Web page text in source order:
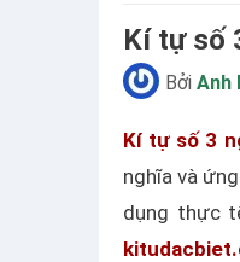
Kí tự số
Bởi Anh
Kí tự số 3
nghĩa và
dụng thực